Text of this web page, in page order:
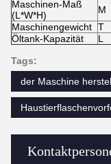
Maschinen-Maß
(L*W*H)
M
Maschinengewicht T
Öltank-Kapazität
L
Tags:
der Maschine